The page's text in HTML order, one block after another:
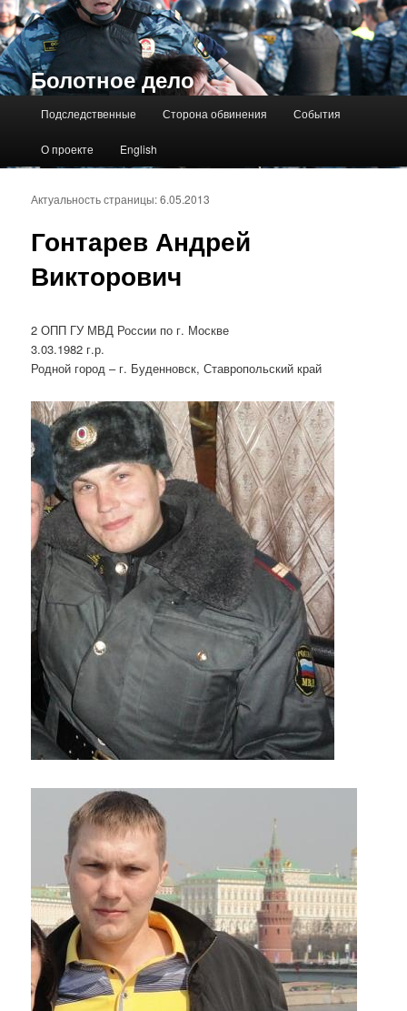
Болотное дело
Подследственные Сторона обвинения События
О проекте English
Гонтарев Андрей
Викторович
Актуальность страницы: 6.05.2013
2 ОПП ГУ МВД России по г. Москве
3.03.1982 г.р.
Родной город – г. Буденновск, Ставропольский край